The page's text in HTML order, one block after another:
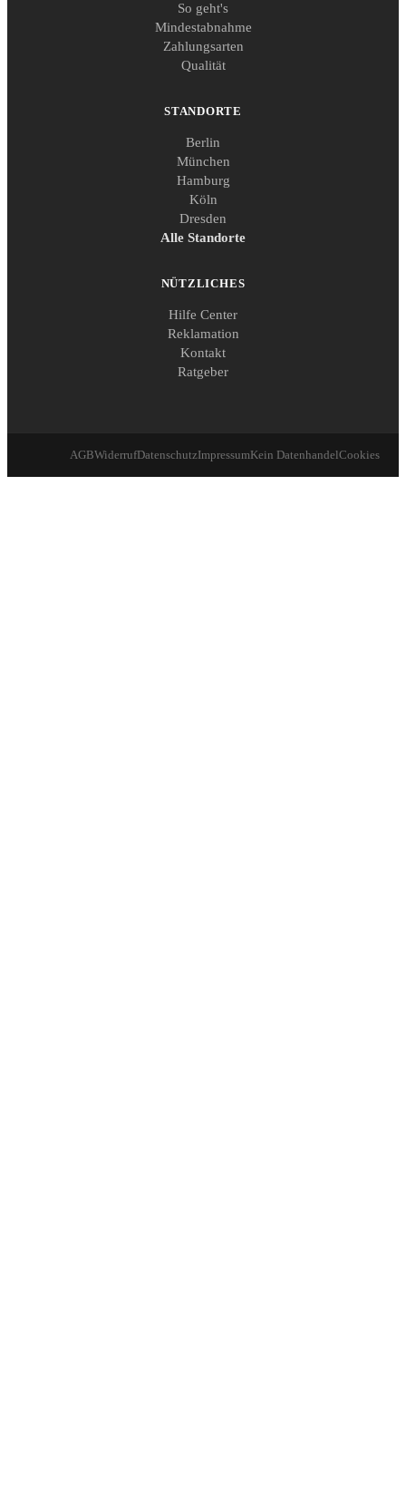
So geht's
Mindestabnahme
Zahlungsarten
Qualität
STANDORTE
Berlin
München
Hamburg
Köln
Dresden
Alle Standorte
NÜTZLICHES
Hilfe Center
Reklamation
Kontakt
Ratgeber
AGBWiderrufDatenschutzImpressumKein DatenhandelCookies